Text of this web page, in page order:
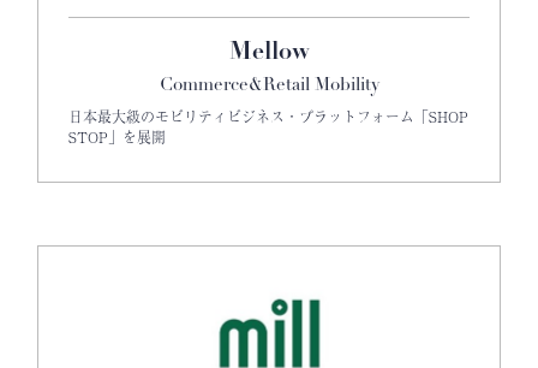
Mellow
Commerce&Retail Mobility
日本最大級のモビリティビジネス・プラットフォーム「SHOP
STOP」を展開